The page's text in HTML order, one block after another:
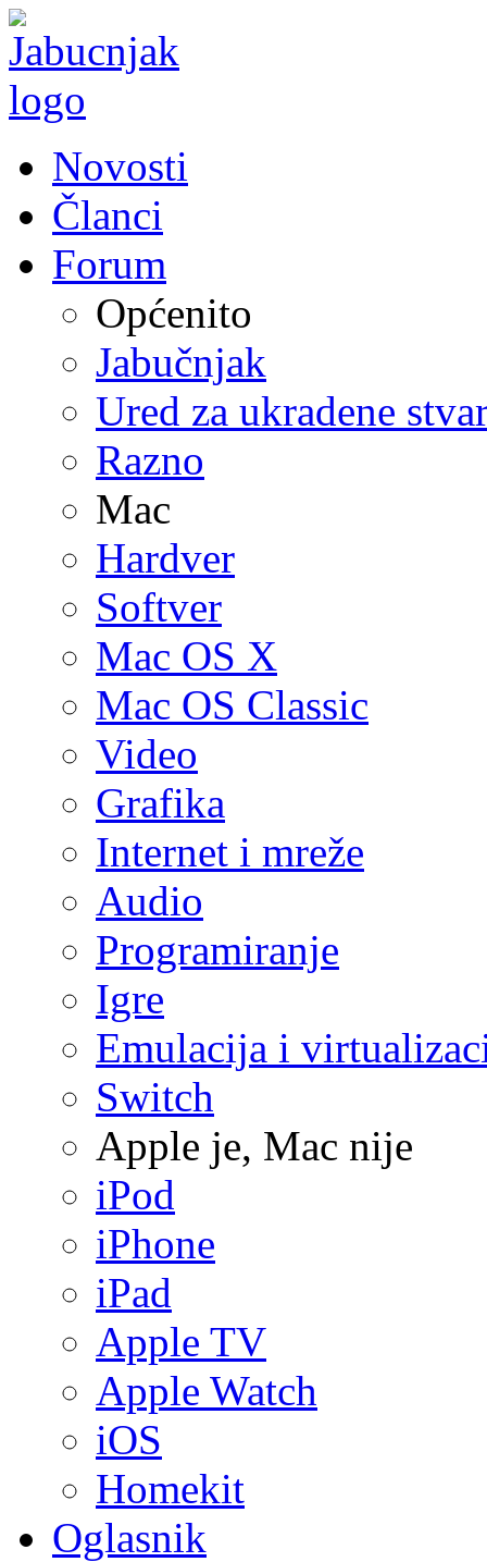
Novosti
Članci
Forum
Općenito
Jabučnjak
Ured za ukradene
Razno
Mac
Hardver
Softver
Mac OS X
Mac OS Classic
Video
Grafika
Internet i mreže
Audio
Programiranje
Igre
Emulacija i
Switch
Apple je, Mac nije
iPod
iPhone
iPad
Apple TV
Apple Watch
iOS
Homekit
Oglasnik